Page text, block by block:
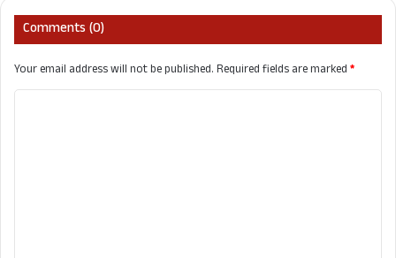
Comments (0)
Your email address will not be published.Required fields are marked*